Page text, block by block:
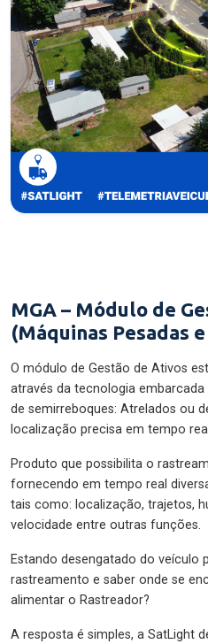
MGA – Módulo de
(Máquinas Pesadas
O módulo de Gestão de Ativos
através da tecnologia
de semirreboques: Atrelados ou
localização precisa em tempo
Produto que possibilita o
fornecendo em tempo real
tais como: localização, trajetos,
velocidade entre outras funções.
Estando desengatado do veículo
rastreamento e saber onde se
alimentar o Rastreador?
A resposta é simples, a SatLight